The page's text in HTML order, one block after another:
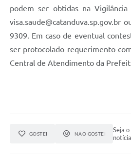
podem ser obtidas na
visa.saude@catanduva.sp.gov.br
9309. Em caso de eventual
ser protocolado requerimento
Central de Atendimento da
GOSTEI NÃO GOSTEI
Seja